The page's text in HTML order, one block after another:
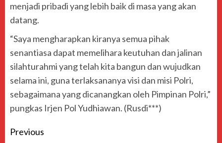
menjadi pribadi yang lebih baik di masa yang akan
datang.
“Saya mengharapkan kiranya semua pihak
senantiasa dapat memelihara keutuhan dan jalinan
silahturahmi yang telah kita bangun dan wujudkan
selama ini, guna terlaksananya visi dan misi Polri,
sebagaimana yang dicanangkan oleh Pimpinan Polri,”
pungkas Irjen Pol Yudhiawan. (Rusdi***)
Previous